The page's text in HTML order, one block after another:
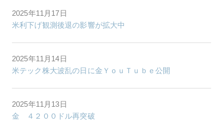
2025年11月17日
米利下げ観測後退の影響が拡大中
2025年11月14日
米テック株大波乱の日に金ＹｏｕＴｕｂｅ公開
2025年11月13日
金 ４２００ドル再突破